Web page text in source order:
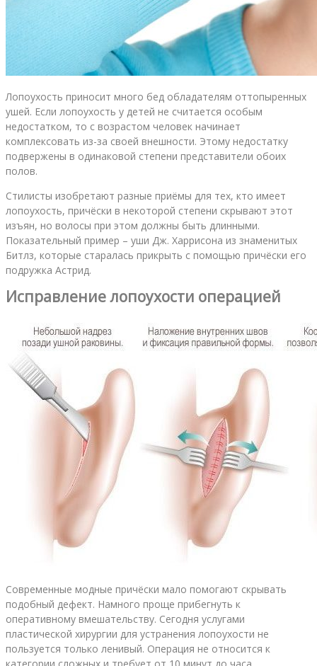
Лопоухость приносит много бед обладателям оттопыренных
ушей. Если лопоухость у детей не считается особым
недостатком, то с возрастом человек начинает
комплексовать из-за своей внешности. Этому недостатку
подвержены в одинаковой степени представители обоих
полов.
Стилисты изобретают разные приёмы для тех, кто имеет
лопоухость, причёски в некоторой степени скрывают этот
изъян, но волосы при этом должны быть длинными.
Показательный пример – уши Дж. Харрисона из знаменитых
Битлз, которые старалась прикрыть с помощью причёски его
подружка Астрид.
Исправление лопоухости операцией
Современные модные причёски мало помогают скрывать
подобный дефект. Намного проще прибегнуть к
оперативному вмешательству. Сегодня услугами
пластической хирургии для устранения лопоухости не
пользуется только ленивый. Операция не относится к
категории сложных и требует от 10 минут до часа.